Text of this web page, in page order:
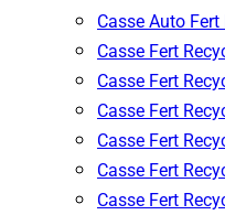
Casse Auto
Casse Fert
Casse Fert
Casse Fert
Casse Fert
Casse Fert
Casse Fert